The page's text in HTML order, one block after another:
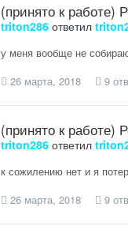
(принято к работе)
triton286ответил
у меня вообще не
26 марта, 2018
9
(принято к работе)
triton286ответил
к сожилению нет и я
26 марта, 2018
9